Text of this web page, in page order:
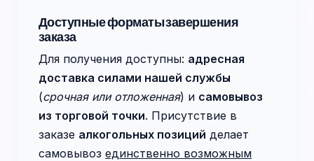
Доступные форматы завершения
заказа
Для получения доступны: адресная
доставка силами нашей службы
(срочная или отложенная) и самовывоз
из торговой точки. Присутствие в
заказе алкогольных позиций делает
самовывоз единственно возможным